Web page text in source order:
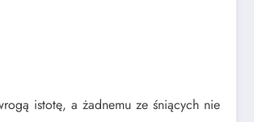
istotę, a żadnemu ze śniących nie